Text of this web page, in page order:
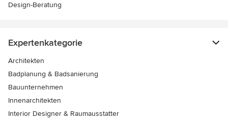
Design-Beratung
Expertenkategorie
Architekten
Badplanung & Badsanierung
Bauunternehmen
Innenarchitekten
Interior Designer & Raumausstatter